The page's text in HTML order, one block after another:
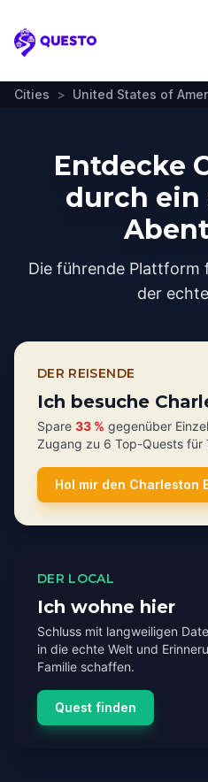
Questo
Cities > United States of
Entdecke
durch
Die führende Plattform
der
DER REISENDE
Ich besuche
Spare 33 % gegenüber
Zugang zu 6 Top-Quests für
Hol mir den Charleston
DER LOCAL
Ich wohne hier
Schluss mit langweiligen
in die echte Welt und
Familie schaffen.
Quest finden